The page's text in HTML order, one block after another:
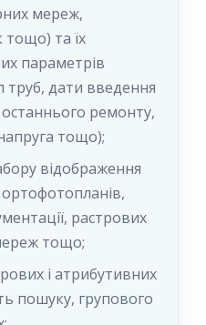
мереж,
тощо) та їх
параметрів
труб, дати введення
ремонту,
тощо);
відображення
ортофотопланів,
растрових
тощо;
і атрибутивних
пошуку, групового